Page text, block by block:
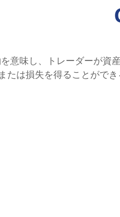
意味し、トレーダーが資
たは損失を得ることができ